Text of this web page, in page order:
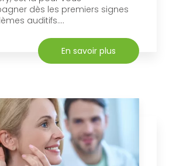
dès les premiers signes
auditifs....
En savoir plus